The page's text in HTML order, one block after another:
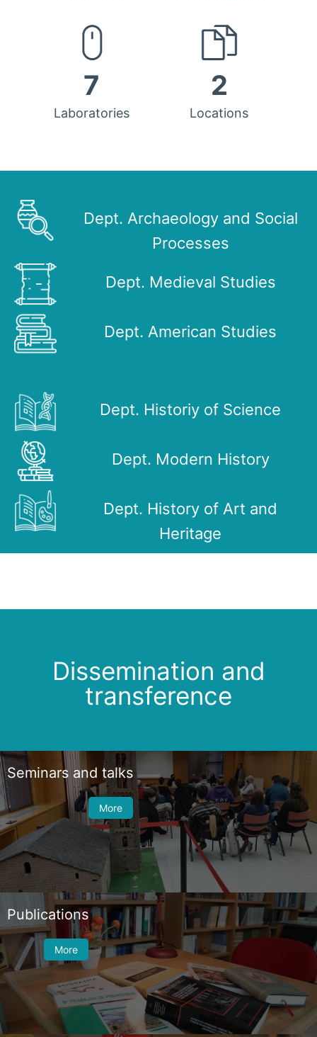
7
Laboratories
2
Locations
Dept. Archaeology and Social
Processes
Dept. Medieval Studies
Dept. American Studies
Dept. Historiy of Science
Dept. Modern History
Dept. History of Art and
Heritage
Dissemination and
transference
Seminars and talks
More
Publications
More